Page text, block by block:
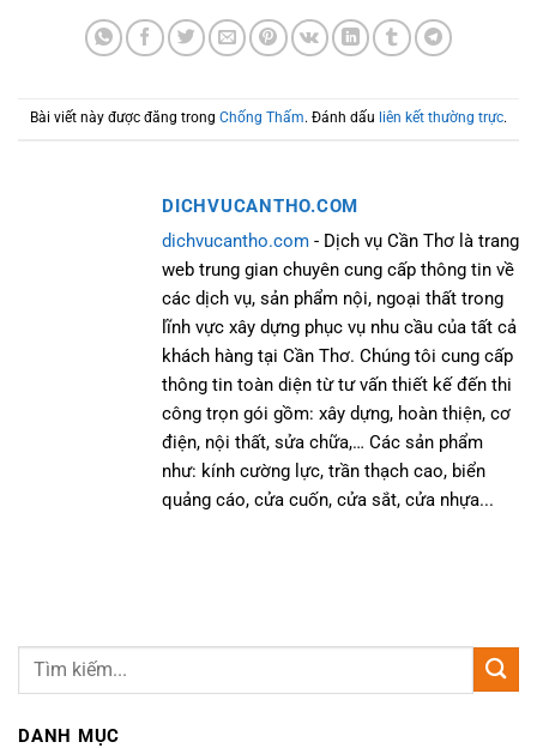
Bài viết này được đăng trong Chống Thấm. Đánh dấu liên kết thường trực.
DICHVUCANTHO.COM
dichvucantho.com - Dịch vụ Cần Thơ là trang
web trung gian chuyên cung cấp thông tin về
các dịch vụ, sản phẩm nội, ngoại thất trong
lĩnh vực xây dựng phục vụ nhu cầu của tất cả
khách hàng tại Cần Thơ. Chúng tôi cung cấp
thông tin toàn diện từ tư vấn thiết kế đến thi
công trọn gói gồm: xây dựng, hoàn thiện, cơ
điện, nội thất, sửa chữa,… Các sản phẩm
như: kính cường lực, trần thạch cao, biển
quảng cáo, cửa cuốn, cửa sắt, cửa nhựa...
DANH MỤC